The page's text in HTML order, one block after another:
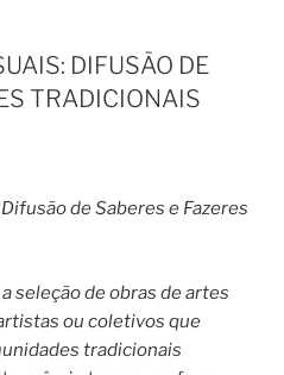
DIFUSÃO DE
TRADICIONAIS
de Saberes e Fazeres
seleção de obras de artes
ou coletivos que
tradicionais